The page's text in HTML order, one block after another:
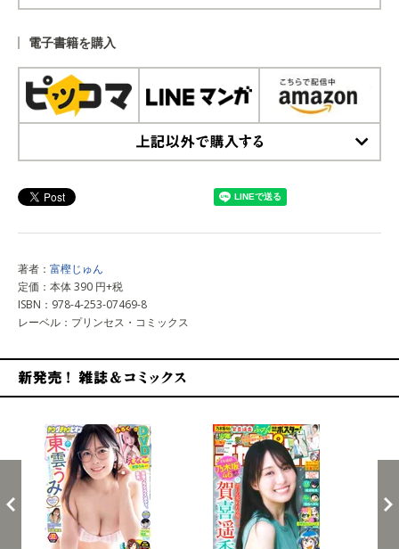
電子書籍を購入
著者： 富樫じゅん
定価：本体 390 円+税
ISBN：978-4-253-07469-8
レーベル：プリンセス・コミックス